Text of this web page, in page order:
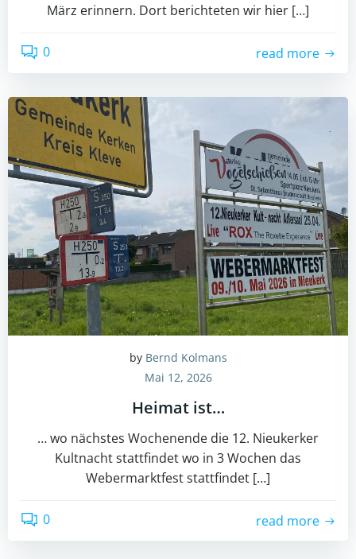
März erinnern. Dort berichteten wir hier […]
0 read more
by Bernd Kolmans
Mai 12, 2026
Heimat ist…
… wo nächstes Wochenende die 12. Nieukerker
Kultnacht stattfindet wo in 3 Wochen das
Webermarktfest stattfindet […]
0 read more